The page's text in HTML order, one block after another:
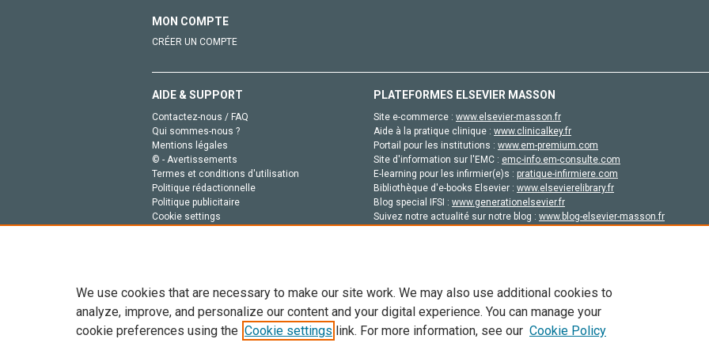
MON COMPTE
CRÉER UN COMPTE
AIDE & SUPPORT
Contactez-nous / FAQ
Qui sommes-nous ?
Mentions légales
© - Avertissements
Termes et conditions d'utilisation
Politique rédactionnelle
Politique publicitaire
Cookie settings
PLATEFORMES ELSEVIER MASSON
Site e-commerce : www.elsevier-masson.fr
Aide à la pratique clinique : www.clinicalkey.fr
Portail pour les institutions : www.em-premium.com
Site d'information sur l'EMC : emc-info.em-consulte.com
E-learning pour les infirmier(e)s : pratique-infirmiere.com
Bibliothèque d'e-books Elsevier : www.elsevierelibrary.fr
Blog special IFSI : www.generationelsevier.fr
Suivez notre actualité sur notre blog : www.blog-elsevier-masson.fr
Tout le contenu de ce site: Copyright © 2026 Elsevier, ses concédants de licence et ses contributeurs. Tout les droits sont réservés,
de données, a la formation en IA et aux technologies similaires. Pour tout contenu en libre accès, les conditions de licence
We use cookies that are necessary to make our site work. We may also use additional cookies to
analyze, improve, and personalize our content and your digital experience. You can manage your
cookie preferences using the Cookie settings link. For more information, see our Cookie Policy